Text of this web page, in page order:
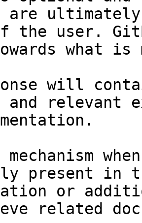
are
the user.
what
will
and relevant
present in
or